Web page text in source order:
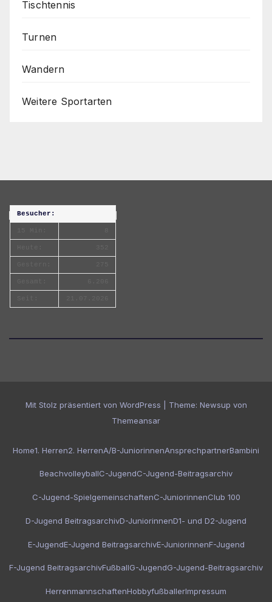
Tischtennis
Turnen
Wandern
Weitere Sportarten
Besucher:
Mit Stolz präsentiert von WordPress Theme: Newsup von
Themeansar
Home1. Herren2. HerrenA/B-JuniorinnenAnsprechpartnerBambini
BeachvolleyballC-JugendC-Jugend-Beitragsarchiv
C-Jugend-SpielgemeinschaftenC-JuniorinnenClub 100
D-Jugend BeitragsarchivD-JuniorinnenD1- und D2-Jugend
E-JugendE-Jugend BeitragsarchivE-JuniorinnenF-Jugend
F-Jugend BeitragsarchivFußballG-JugendG-Jugend-Beitragsarchiv
HerrenmannschaftenHobbyfußballerImpressum